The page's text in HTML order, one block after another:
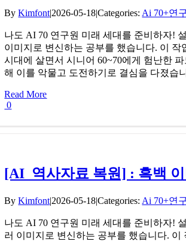
ByKimfont|2026-05-18|Categories: Ai 70+연
나도 AI 70 연구원 미래 세대를 준비하자!
이미지로 변신하는 공부를 했습니다. 이
시대에 살면서 시니어 60~70에게 험난한
해 이를 악물고 도전하기로 결심을 다졌습
Read More
0
[AI_역사자료 복원] : 흑백
ByKimfont|2026-05-18|Categories: Ai 70+연
나도 AI 70 연구원 미래 세대를 준비하자!
러 이미지로 변신하는 공부를 했습니다.